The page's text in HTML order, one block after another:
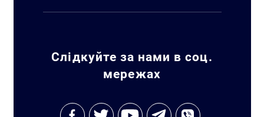
Слідкуйте за нами в соц.
мережах